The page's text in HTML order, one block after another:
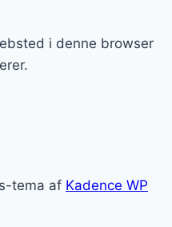
i denne browser
tema af Kadence WP